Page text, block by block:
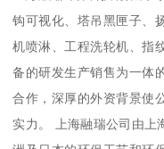
钩可视化、塔吊黑匣子、
机喷淋、工程洗轮机、指
备的研发生产销售为一体
合作，深厚的外资背景使
实力。 上海融瑞公司由上